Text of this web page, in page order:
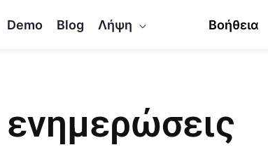
Demo Blog Λήψη Βοήθεια